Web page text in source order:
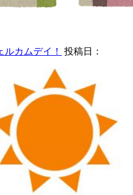
カムデイ！
投稿日：